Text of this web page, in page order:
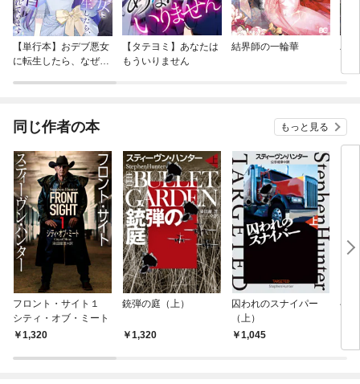
【単行本】おデブ悪女
に転生したら、なぜか
【タテヨミ】あなたは
もういりません
結界師の一輪華
バ
今
同じ作者の本 もっと見る
フロント・サイト１
シティ・オブ・ミート
1,320
銃弾の庭（上）
1,320
囚われのスナイパー
（上）
1,045
ベ